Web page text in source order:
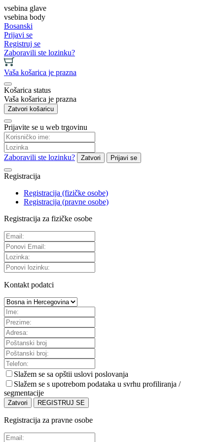
vsebina glave
vsebina body
Bosanski
Prijavi se
Registruj se
Zaboravili ste lozinku?
Vaša košarica je prazna
Košarica status
Vaša košarica je prazna
Zatvori košaricu
Prijavite se u web trgovinu
Zaboravili ste lozinku? Zatvori Prijavi se
Registracija
Registracija (fizičke osobe)
Registracija (pravne osobe)
Registracija za fizičke osobe
Kontakt podatci
Slažem se sa opštii uslovi poslovanja
Slažem se s upotrebom podataka u svrhu profiliranja /
segmentacije
Zatvori REGISTRUJ SE
Registracija za pravne osobe